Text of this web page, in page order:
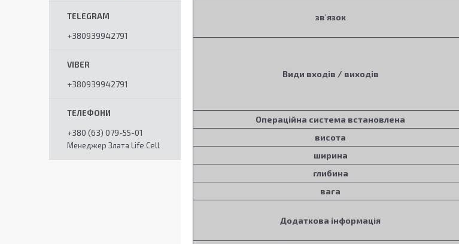
зв'язок
Види входів / виходів
Операційна система встановлена
висота
ширина
глибина
вага
Додаткова інформація
+380939942791
+380939942791
+380 (63) 079-55-01
Менеджер Злата Life Cell